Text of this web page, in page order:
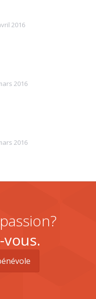
2016
2016
2016